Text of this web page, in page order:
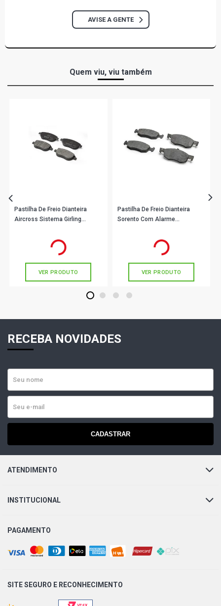
AVISE A GENTE
Quem viu, viu também
Pastilha De Freio Dianteira
Aircross Sistema Girling
em até 6x de
VER PRODUTO
Pastilha De Freio Dianteira
Sorento Com Alarme
em até 4x de
VER PRODUTO
1 2 3 4
RECEBA NOVIDADES
CADASTRAR
ATENDIMENTO
INSTITUCIONAL
PAGAMENTO
SITE SEGURO E RECONHECIMENTO